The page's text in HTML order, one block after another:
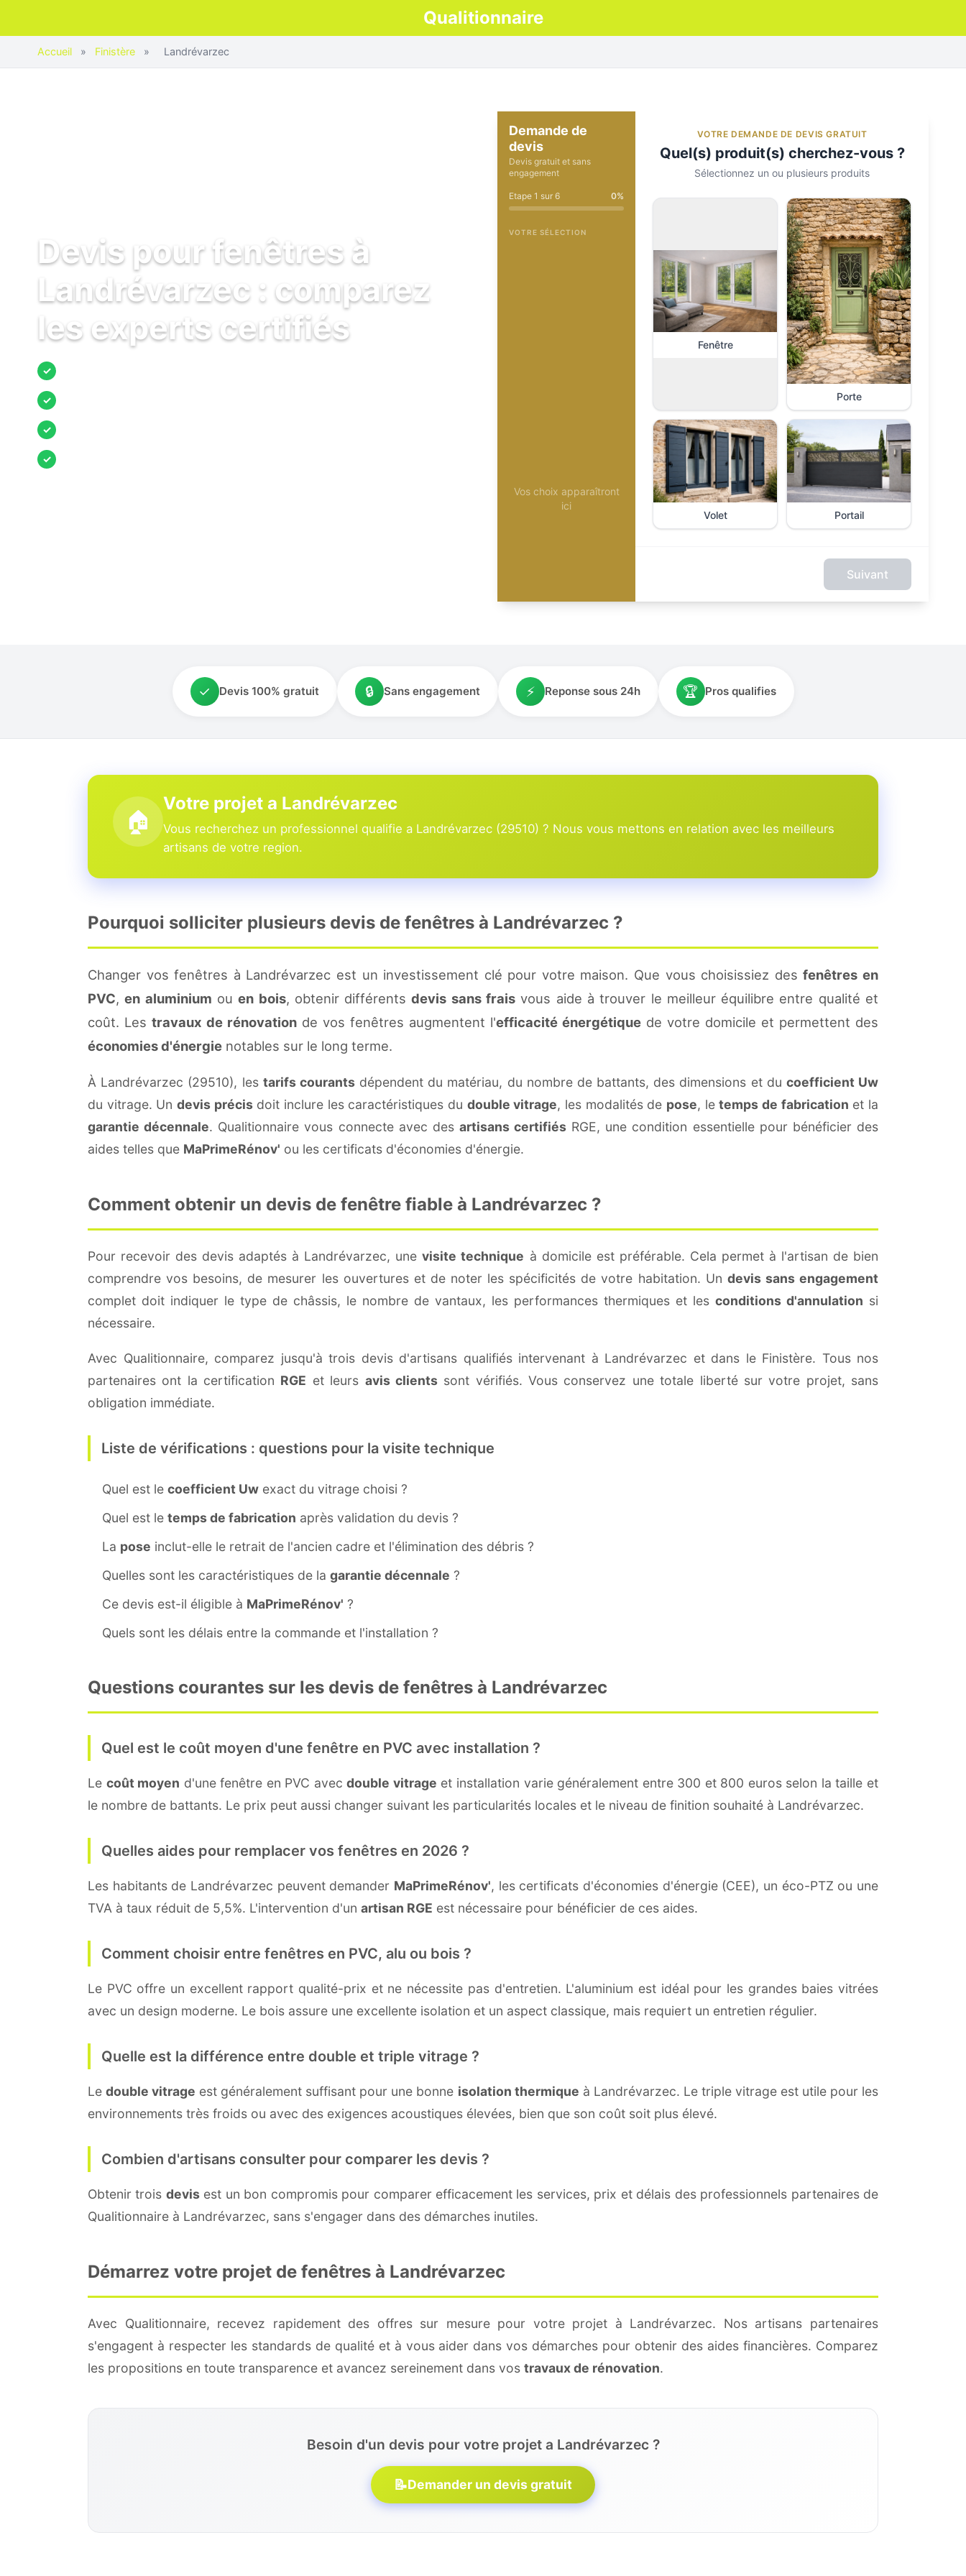
Qualitionnaire
Accueil » Finistère » Landrévarzec
Devis pour fenêtres à
Landrévarzec : comparez
les experts certifiés
✓
✓
✓
✓
Demande de
devis
Devis gratuit et sans
engagement
Etape 1 sur 6 0%
VOTRE SÉLECTION
Vos choix apparaîtront
ici
VOTRE DEMANDE DE DEVIS GRATUIT
Quel(s) produit(s) cherchez-vous ?
Sélectionnez un ou plusieurs produits
Fenêtre
Porte
Volet Portail
Suivant
✓ Devis 100% gratuit 🔒 Sans engagement ⚡ Reponse sous 24h 🏆 Pros qualifies
🏠
Votre projet a Landrévarzec
Vous recherchez un professionnel qualifie a Landrévarzec (29510) ? Nous vous mettons en relation avec les meilleurs
artisans de votre region.
Pourquoi solliciter plusieurs devis de fenêtres à Landrévarzec ?
Changer vos fenêtres à Landrévarzec est un investissement clé pour votre maison. Que vous choisissiez desfenêtres en
PVC,en aluminium ouen bois, obtenir différentsdevis sans frais vous aide à trouver le meilleur équilibre entre qualité et
coût. Les travaux de rénovation de vos fenêtres augmentent l'efficacité énergétique de votre domicile et permettent des
économies d'énergie notables sur le long terme.
À Landrévarzec (29510), les tarifs courantsdépendent du matériau, du nombre de battants, des dimensions et du coefficient Uw
du vitrage. Un devis précisdoit inclure les caractéristiques du double vitrage, les modalités de pose, letemps de fabrication et la
garantie décennale. Qualitionnaire vous connecte avec des artisans certifiés RGE, une condition essentielle pour bénéficier des
aides telles que MaPrimeRénov' ou les certificats d'économies d'énergie.
Comment obtenir un devis de fenêtre fiable à Landrévarzec ?
Pour recevoir des devis adaptés à Landrévarzec, unevisite technique à domicile est préférable. Cela permet à l'artisan de bien
comprendre vos besoins, de mesurer les ouvertures et de noter les spécificités de votre habitation. Un devis sans engagement
complet doit indiquer le type de châssis, le nombre de vantaux, les performances thermiques et les conditions d'annulation si
nécessaire.
Avec Qualitionnaire, comparez jusqu'à trois devis d'artisans qualifiés intervenant à Landrévarzec et dans le Finistère. Tous nos
partenaires ont la certification RGE et leurs avis clientssont vérifiés. Vous conservez une totale liberté sur votre projet, sans
obligation immédiate.
Liste de vérifications : questions pour la visite technique
Quel est le coefficient Uw exact du vitrage choisi ?
Quel est le temps de fabrication après validation du devis ?
La pose inclut-elle le retrait de l'ancien cadre et l'élimination des débris ?
Quelles sont les caractéristiques de la garantie décennale ?
Ce devis est-il éligible à MaPrimeRénov' ?
Quels sont les délais entre la commande et l'installation ?
Questions courantes sur les devis de fenêtres à Landrévarzec
Quel est le coût moyen d'une fenêtre en PVC avec installation ?
Le coût moyen d'une fenêtre en PVC avecdouble vitrage et installation varie généralement entre 300 et 800 euros selon la taille et
le nombre de battants. Le prix peut aussi changer suivant les particularités locales et le niveau de finition souhaité à Landrévarzec.
Quelles aides pour remplacer vos fenêtres en 2026 ?
Les habitants de Landrévarzec peuvent demander MaPrimeRénov', les certificats d'économies d'énergie (CEE), un éco-PTZ ou une
TVA à taux réduit de 5,5%. L'intervention d'un artisan RGE est nécessaire pour bénéficier de ces aides.
Comment choisir entre fenêtres en PVC, alu ou bois ?
Le PVC offre un excellent rapport qualité-prix et ne nécessite pas d'entretien. L'aluminium est idéal pour les grandes baies vitrées
avec un design moderne. Le bois assure une excellente isolation et un aspect classique, mais requiert un entretien régulier.
Quelle est la différence entre double et triple vitrage ?
Ledouble vitrage est généralement suffisant pour une bonne isolation thermique à Landrévarzec. Le triple vitrage est utile pour les
environnements très froids ou avec des exigences acoustiques élevées, bien que son coût soit plus élevé.
Combien d'artisans consulter pour comparer les devis ?
Obtenir trois devisest un bon compromis pour comparer efficacement les services, prix et délais des professionnels partenaires de
Qualitionnaire à Landrévarzec, sans s'engager dans des démarches inutiles.
Démarrez votre projet de fenêtres à Landrévarzec
Avec Qualitionnaire, recevez rapidement des offres sur mesure pour votre projet à Landrévarzec. Nos artisans partenaires
s'engagent à respecter les standards de qualité et à vous aider dans vos démarches pour obtenir des aides financières. Comparez
les propositions en toute transparence et avancez sereinement dans vos travaux de rénovation.
Besoin d'un devis pour votre projet a Landrévarzec ?
📝Demander un devis gratuit